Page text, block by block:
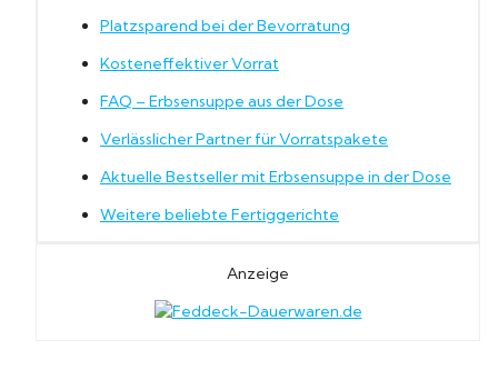
Platzsparend bei der Bevorratung
Kosteneffektiver Vorrat
FAQ – Erbsensuppe aus der Dose
Verlässlicher Partner für Vorratspakete
Aktuelle Bestseller mit Erbsensuppe in der Dose
Weitere beliebte Fertiggerichte
Anzeige